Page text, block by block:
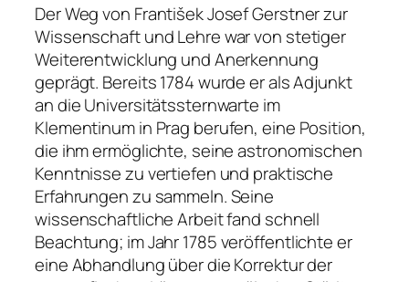
Der Weg von František Josef Gerstner zur
Wissenschaft und Lehre war von stetiger
Weiterentwicklung und Anerkennung
geprägt. Bereits 1784 wurde er als Adjunkt
an die Universitätssternwarte im
Klementinum in Prag berufen, eine Position,
die ihm ermöglichte, seine astronomischen
Kenntnisse zu vertiefen und praktische
Erfahrungen zu sammeln. Seine
wissenschaftliche Arbeit fand schnell
Beachtung; im Jahr 1785 veröffentlichte er
eine Abhandlung über die Korrektur der